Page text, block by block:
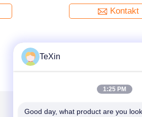
Kontakt
TeXin
1:25 PM
Good day, what product are you